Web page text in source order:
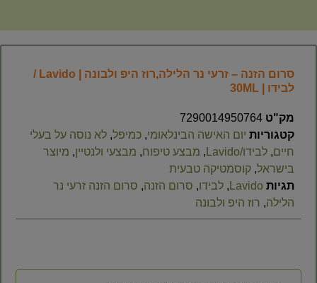
סרום הזנה – זרעי נר הלילה,רוז היפ ולבונה | Lavido /
לבידו | 30ML
מק"ט 7290014950764
קטגוריות יום האישה הבינלאומי, כמיפל, לא נוסה על בעלי
חיים, לבידו/Lavido , מבצע טיפוח, מבצעי ולנטיין, מיוצר
בישראל, קוסמטיקה טבעית
תגיות Lavido
, לבידו, סרום הזנה, סרום הזנה זרעי נר
הלילה, רוז היפ ולבונה